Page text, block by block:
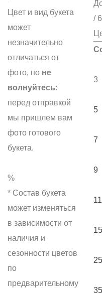
Цвет и вид букета
может
незначительно
отличаться от
фото, но не
волнуйтесь:
перед отправкой
мы пришлем вам
фото готового
букета.
%
* Состав букета
может изменяться
в зависимости от
наличия и
сезонности цветов
по
предварительному
/
3
5
7
9
11
15
25
35